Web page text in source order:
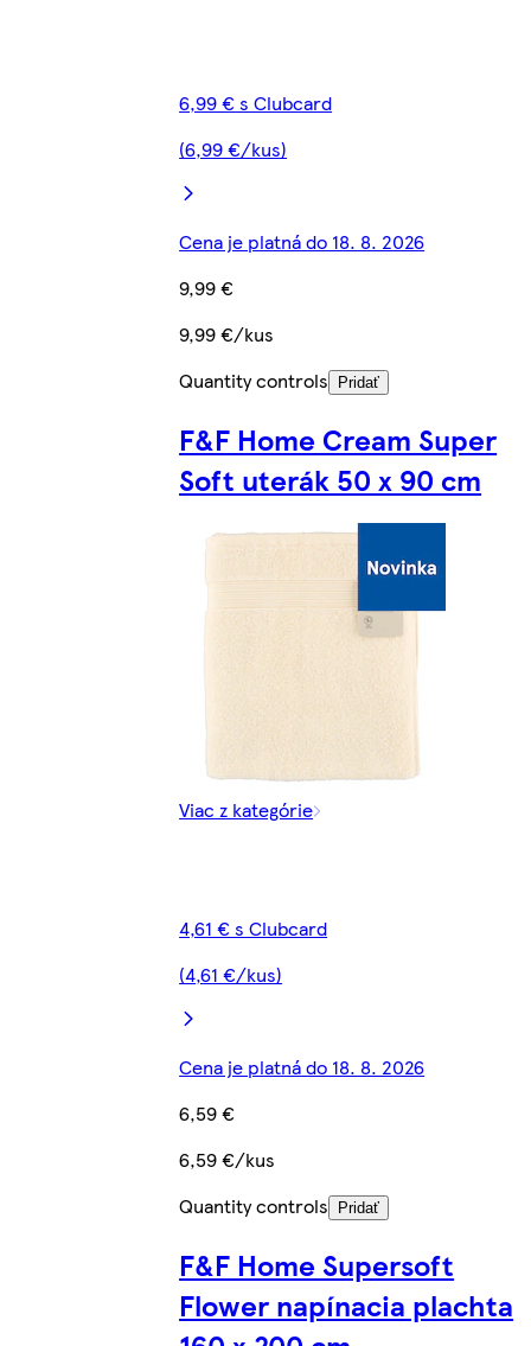
6,99 € s Clubcard
(6,99 €/kus)
Cena je platná do 18. 8. 2026
9,99 €
9,99 €/kus
Quantity controls
Pridať
F&F Home Cream Super
Soft uterák 50 x 90 cm
Viac z kategórie
4,61 € s Clubcard
(4,61 €/kus)
Cena je platná do 18. 8. 2026
6,59 €
6,59 €/kus
Quantity controls
Pridať
F&F Home Supersoft
Flower napínacia plachta